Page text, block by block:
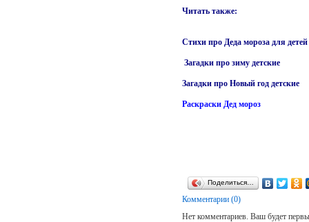
Читать также:
Стихи про Деда мороза для детей
Загадки про зиму детские
Загадки про Новый год детские
Раскраски Дед мороз
Поделиться…
Комментарии (0)
Нет комментариев. Ваш будет